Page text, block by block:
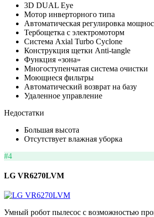
3D DUAL Eye
Мотор инверторного типа
Автоматическая регулировка
Тербощетка с электромоторм
Система Axial Turbo Cyclone
Конструкция щетки Anti-tangle
Функция «зона»
Многоступенчатая система очистки
Моющиеся фильтры
Автоматический возврат на базу
Удаленное управление
Недостатки
Большая высота
Отсутствует влажная уборка
#4
LG VR6270LVM
Умный робот пылесос с возможностью